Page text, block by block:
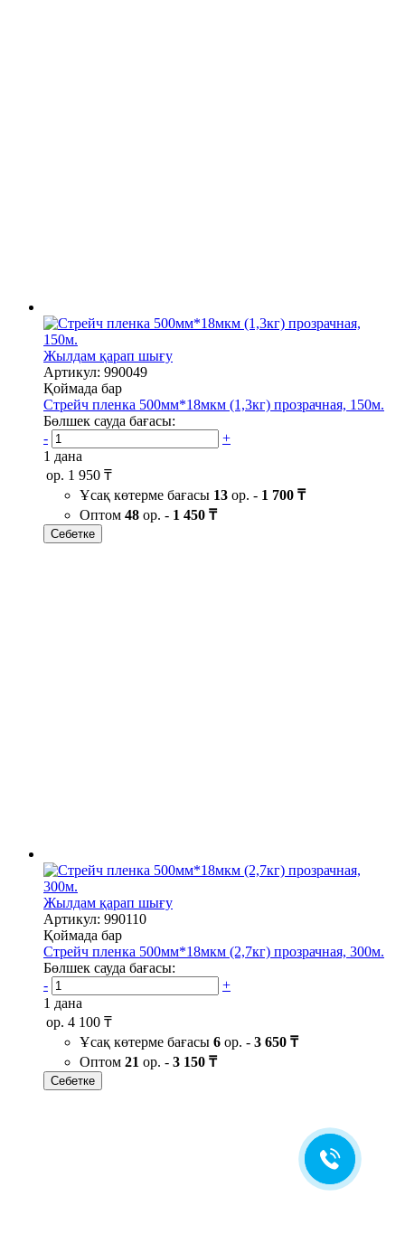
Жылдам қарап шығу
Артикул: 990049
Қоймада бар
Стрейч пленка 500мм*18мкм (1,3кг) прозрачная, 150м.
Бөлшек сауда бағасы:
-
+
1 дана
ор. 1 950 ₸
Ұсақ көтерме бағасы 13 ор. - 1 700 ₸
Оптом 48 ор. - 1 450 ₸
Себетке
Жылдам қарап шығу
Артикул: 990110
Қоймада бар
Стрейч пленка 500мм*18мкм (2,7кг) прозрачная, 300м.
Бөлшек сауда бағасы:
-
+
1 дана
ор. 4 100 ₸
Ұсақ көтерме бағасы 6 ор. - 3 650 ₸
Оптом 21 ор. - 3 150 ₸
Себетке